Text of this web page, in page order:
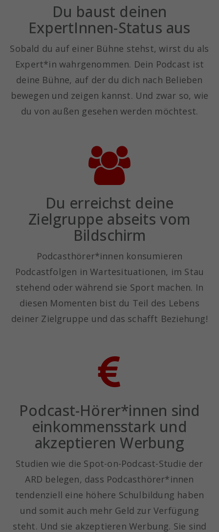
Du baust deinen
ExpertInnen-Status aus
Sobald du auf einer Bühne stehst, wirst du als
Expert*in wahrgenommen. Dein Podcast ist
deine Bühne, auf der du dich nach Belieben
bewegen und zeigen kannst. Und zwar so, wie
du von außen gesehen werden möchtest.
Du erreichst deine
Zielgruppe abseits vom
Bildschirm
Podcasthörer*innen konsumieren
Podcastfolgen in Wartesituationen, im Stau
stehend oder während sie Sport machen. In
diesen Momenten bist du Teil des Lebens
deiner Zielgruppe und das schafft Beziehung!
Podcast-Hörer*innen sind
einkommensstark und
akzeptieren Werbung
Studien wie die Spot-on-Podcast-Studie der
ARD belegen, dass Podcasthörer*innen
tendenziell eine höhere Schulbildung haben
und somit auch mehr Geld zur Verfügung
steht. Und sie akzeptieren Werbung. Sie sind